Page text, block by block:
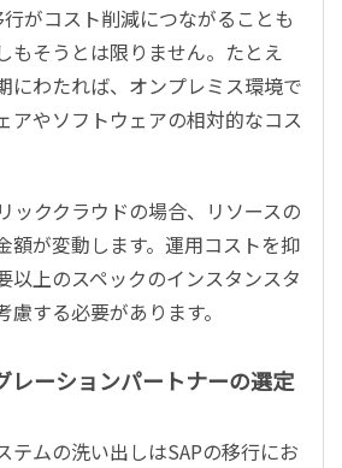
行がコスト削減につながることも
もそうとは限りません。たとえ
にわたれば、オンプレミス環境で
アやソフトウェアの相対的なコス
ッククラウドの場合、リソースの
額が変動します。運用コストを抑
以上のスペックのインスタンスタ
する必要があります。
レーションパートナーの選定
テムの洗い出しはSAPの移行にお